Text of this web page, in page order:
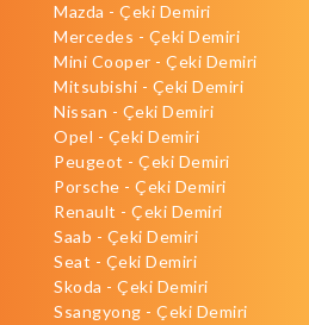
Mazda - Çeki Demiri
Mercedes - Çeki Demiri
Mini Cooper - Çeki Demiri
Mitsubishi - Çeki Demiri
Nissan - Çeki Demiri
Opel - Çeki Demiri
Peugeot - Çeki Demiri
Porsche - Çeki Demiri
Renault - Çeki Demiri
Saab - Çeki Demiri
Seat - Çeki Demiri
Skoda - Çeki Demiri
Ssangyong - Çeki Demiri